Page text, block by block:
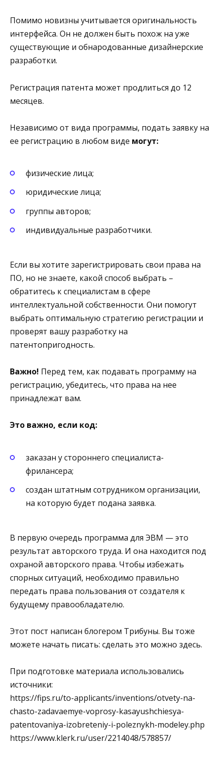
Помимо новизны учитывается оригинальность
интерфейса. Он не должен быть похож на уже
существующие и обнародованные дизайнерские
разработки.
Регистрация патента может продлиться до 12
месяцев.
Независимо от вида программы, подать заявку на
ее регистрацию в любом виде могут:
физические лица;
юридические лица;
группы авторов;
индивидуальные разработчики.
Если вы хотите зарегистрировать свои права на
ПО, но не знаете, какой способ выбрать –
обратитесь к специалистам в сфере
интеллектуальной собственности. Они помогут
выбрать оптимальную стратегию регистрации и
проверят вашу разработку на
патентопригодность.
Важно! Перед тем, как подавать программу на
регистрацию, убедитесь, что права на нее
принадлежат вам.
Это важно, если код:
заказан у стороннего специалиста-
фрилансера;
создан штатным сотрудником организации,
на которую будет подана заявка.
В первую очередь программа для ЭВМ — это
результат авторского труда. И она находится под
охраной авторского права. Чтобы избежать
спорных ситуаций, необходимо правильно
передать права пользования от создателя к
будущему правообладателю.
Этот пост написан блогером Трибуны. Вы тоже
можете начать писать: сделать это можно здесь.
При подготовке материала использовались
источники:
https://fips.ru/to-applicants/inventions/otvety-na-
chasto-zadavaemye-voprosy-kasayushchiesya-
patentovaniya-izobreteniy-i-poleznykh-modeley.php
https://www.klerk.ru/user/2214048/578857/